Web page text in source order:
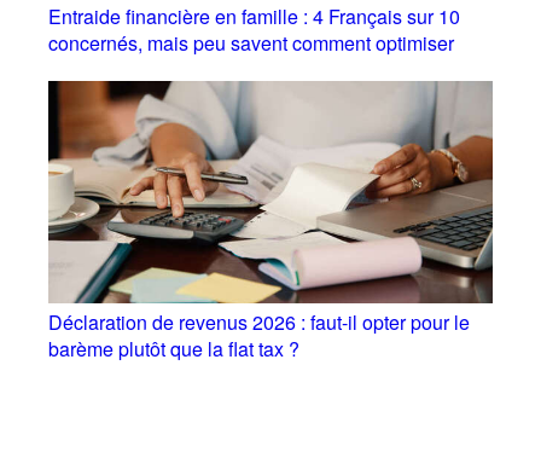
Entraide financière en famille : 4 Français sur 10
concernés, mais peu savent comment optimiser
Déclaration de revenus 2026 : faut-il opter pour le
barème plutôt que la flat tax ?